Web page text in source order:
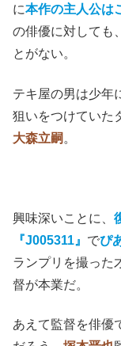
に本作の主人公は
の俳優に対しても
とがない。
テキ屋の男は少年
狙いをつけていた
大森立嗣 。
興味深いことに、
『J005311』 でぴ
ランプリを撮った
督が本業だ。
あえて監督を俳優